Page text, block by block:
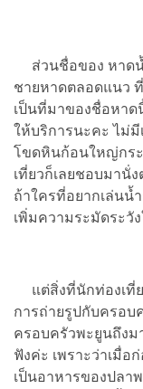
ส่วนชื่อของ หาดน้
ชายหาดตลอดแนว
เป็นที่มาของชื่อหาด
ให้บริการนะคะ ไม่มี
โขดหินก้อนใหญ่กร
เที่ยวก็เลยชอบมานั่
ถ้าใครที่อยากเล่นน้
เพิ่มความระมัดระวั
แต่สิ่งที่นักท่องเที่
การถ่ายรูปกับครอบ
ครอบครัวพะยูนถึงม
ฟังค่ะ เพราะว่าเมื่
เป็นอาหารของปลา